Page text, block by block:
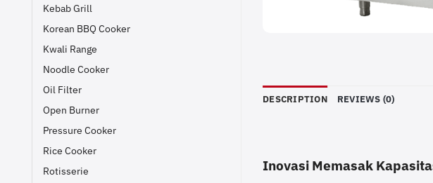
Kebab Grill
Korean BBQ Cooker
Kwali Range
Noodle Cooker
Oil Filter
Open Burner
Pressure Cooker
Rice Cooker
Rotisserie
DESCRIPTION REVIEWS (0)
Inovasi Memasak